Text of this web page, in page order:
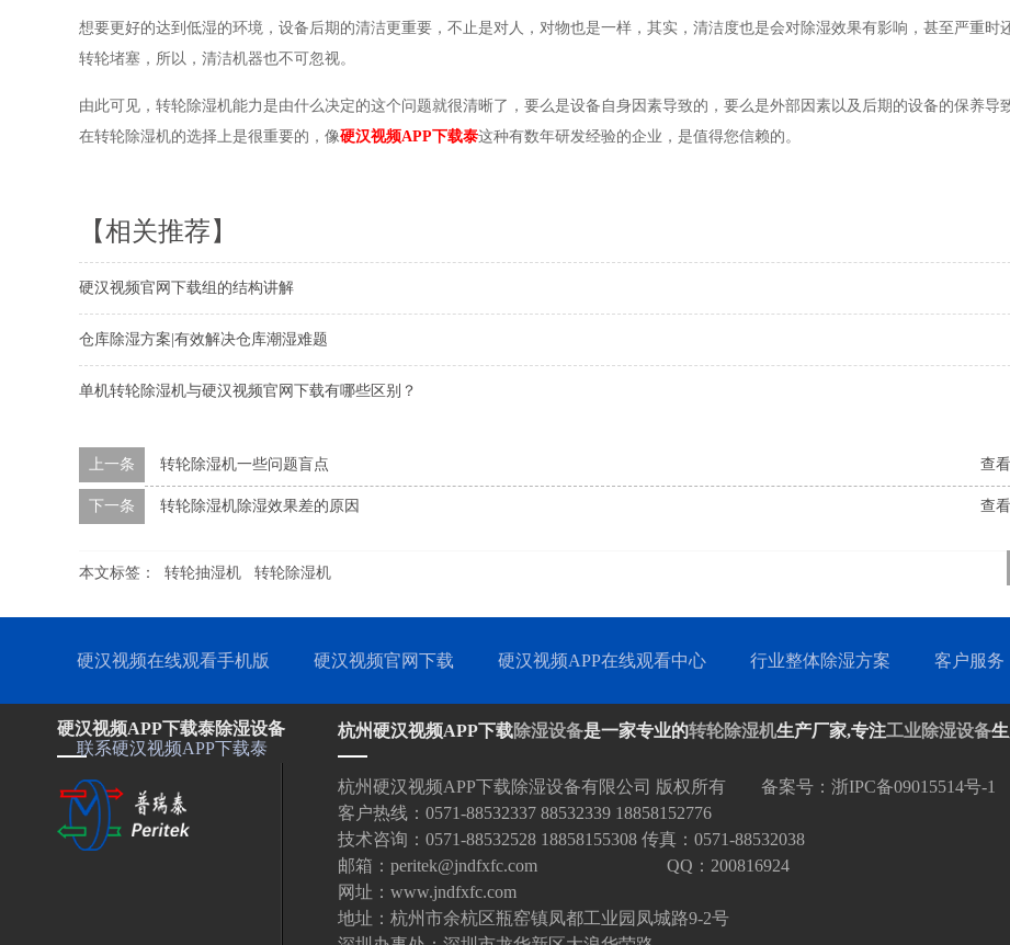
想要更好的达到低湿的环境，设备后期的清洁更重要，不止是对人，对物也是一样，其实，清洁度也是会对除湿效果有影响，甚至严重时
转轮堵塞，所以，清洁机器也不可忽视。
由此可见，转轮除湿机能力是由什么决定的这个问题就很清晰了，要么是设备自身因素导致的，要么是外部因素以及后期的设备的保养导
在转轮除湿机的选择上是很重要的，像硬汉视频APP下载泰这种有数年研发经验的企业，是值得您信赖的。
【相关推荐】
硬汉视频官网下载组的结构讲解
仓库除湿方案|有效解决仓库潮湿难题
单机转轮除湿机与硬汉视频官网下载有哪些区别？
查
上一条 转轮除湿机一些问题盲点
查
下一条 转轮除湿机除湿效果差的原因
本文标签： 转轮抽湿机 转轮除湿机
硬汉视频在线观看手机版 硬汉视频官网下载 硬汉视频APP在线观看中心 行业整体除湿方案 客户服务
联系硬汉视频APP下载泰
硬汉视频APP下载泰除湿设备 杭州硬汉视频APP下载除湿设备是一家专业的转轮除湿机生产厂家,专注工业除湿设备
杭州硬汉视频APP下载除湿设备有限公司 版权所有 备案号： 浙IPC备09015514号-1
客户热线：0571-88532337 88532339 18858152776
技术咨询：0571-88532528 18858155308 传真：0571-88532038
邮箱：peritek@jndfxfc.com
QQ：200816924
网址：www.jndfxfc.com
地址：杭州市余杭区瓶窑镇凤都工业园凤城路9-2号